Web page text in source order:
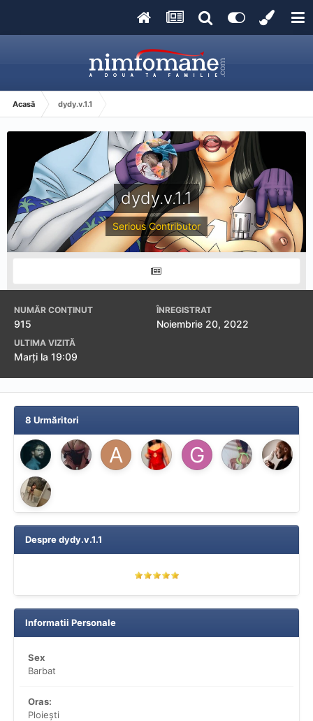
Acasă dydy.v.1.1
dydy.v.1.1
Serious Contributor
NUMĂR CONȚINUT
915
ÎNREGISTRAT
Noiembrie 20, 2022
ULTIMA VIZITĂ
Marți la 19:09
8 Urmăritori
Despre dydy.v.1.1
Informatii Personale
Sex
Barbat
Oras:
Ploiești